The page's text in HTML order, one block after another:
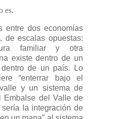
es.
dos economías
de escalas opuestas:
familiar y otra
existe dentro de un
de un país. Lo
“enterrar bajo el
y un sistema de
Embalse del Valle de
sería la integración de